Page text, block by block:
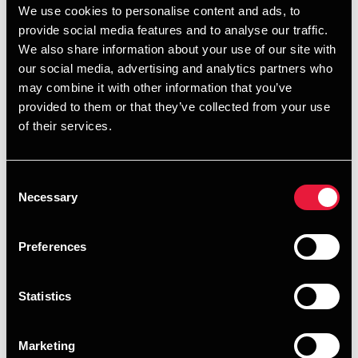
We use cookies to personalise content and ads, to
provide social media features and to analyse our traffic.
We also share information about your use of our site with
our social media, advertising and analytics partners who
may combine it with other information that you’ve
provided to them or that they’ve collected from your use
of their services.
Selection
Necessary
Preferences
Statistics
Marketing
Sikkerhedskurser Jagttegn
Massage/naturlæge Speedbådskørekort
Regnskabskurser
Kørekort til personbil (A, B
Det er en betingelse for momsfritagelsen for faglige kurser,
kursusvirksomheden ikke drives med gevinst for øje.
Kurser som afholdes for en virksomheds medarbejdere, er
ikke undervisning er privatpersoner, og undervisningen